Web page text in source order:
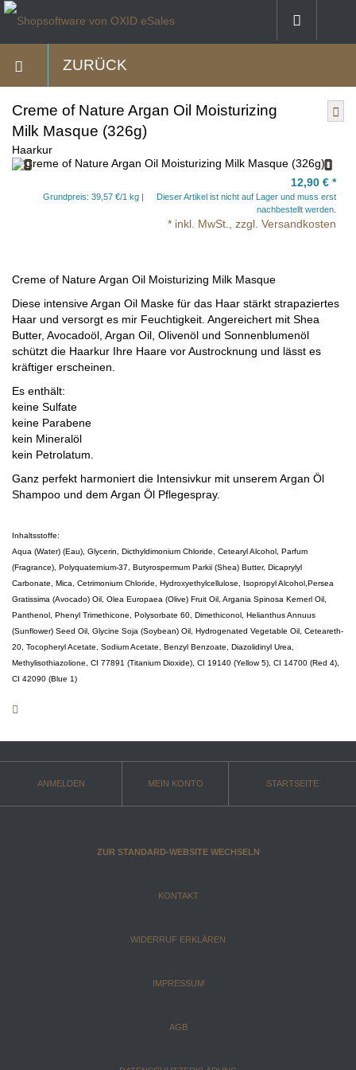
ZURÜCK
Creme of Nature Argan Oil Moisturizing
Milk Masque (326g)
Haarkur
12,90 € *
Grundpreis: 39,57 €/1 kg
Dieser Artikel ist nicht auf Lager und muss erst
nachbestellt werden.
* inkl. MwSt., zzgl. Versandkosten
Creme of Nature Argan Oil Moisturizing Milk Masque
Diese intensive Argan Oil Maske für das Haar stärkt strapaziertes
Haar und versorgt es mir Feuchtigkeit. Angereichert mit Shea
Butter, Avocadoöl, Argan Oil, Olivenöl und Sonnenblumenöl
schützt die Haarkur Ihre Haare vor Austrocknung und lässt es
kräftiger erscheinen.
Es enthält:
keine Sulfate
keine Parabene
kein Mineralöl
kein Petrolatum.
Ganz perfekt harmoniert die Intensivkur mit unserem Argan Öl
Shampoo und dem Argan Öl Pflegespray.
Inhaltsstoffe:
Aqua (Water) (Eau), Glycerin, Dicthyldimonium Chloride, Cetearyl Alcohol, Parfum
(Fragrance), Polyquaternium-37, Butyrospermum Parkii (Shea) Butter, Dicaprylyl
Carbonate, Mica, Cetrimonium Chloride, Hydroxyethylcellulose, Isopropyl Alcohol,Persea
Gratissima (Avocado) Oil, Olea Europaea (Olive) Fruit Oil, Argania Spinosa Kernerl Oil,
Panthenol, Phenyl Trimethicone, Polysorbate 60, Dimethiconol, Helianthus Annuus
(Sunflower) Seed Oil, Glycine Soja (Soybean) Oil, Hydrogenated Vegetable Oil, Ceteareth-
20, Tocopheryl Acetate, Sodium Acetate, Benzyl Benzoate, Diazolidinyl Urea,
Methylisothiazolione, CI 77891 (Titanium Dioxide), CI 19140 (Yellow 5), CI 14700 (Red 4),
CI 42090 (Blue 1)
ANMELDEN MEIN KONTO STARTSEITE
ZUR STANDARD-WEBSITE WECHSELN
KONTAKT
WIDERRUF ERKLÄREN
IMPRESSUM
AGB